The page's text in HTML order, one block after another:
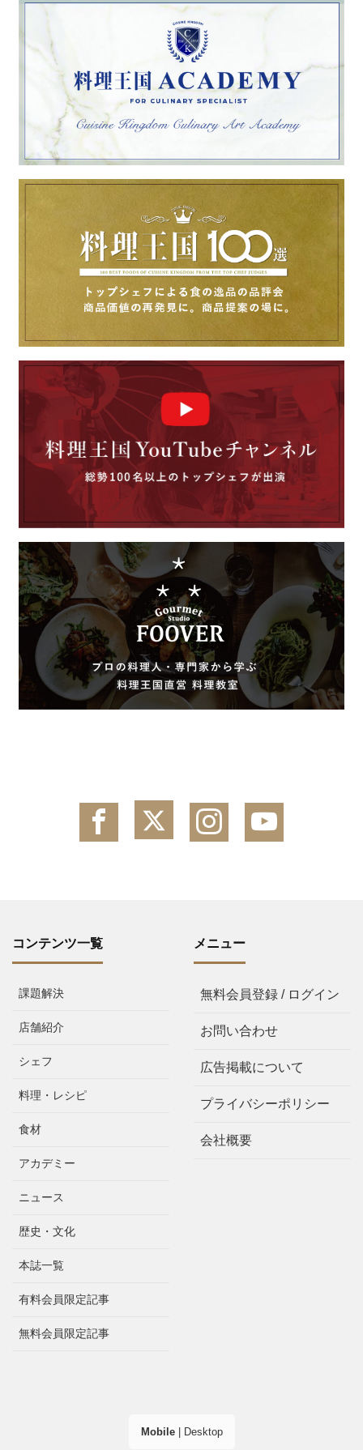
コンテンツ一覧
課題解決
店舗紹介
シェフ
料理・レシピ
食材
アカデミー
ニュース
歴史・文化
本誌一覧
有料会員限定記事
無料会員限定記事
メニュー
無料会員登録 / ログイン
お問い合わせ
広告掲載について
プライバシーポリシー
会社概要
Mobile| Desktop